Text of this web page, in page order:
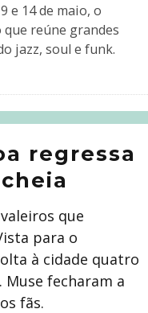
e 14 de maio, o
que reúne grandes
jazz, soul e funk.
regressa
que
para o
à cidade quatro
fecharam a
fãs.